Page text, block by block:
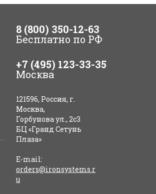
8 (800) 350-12-63
Бесплатно по РФ
+7 (495) 123-33-35
Москва
121596, Россия, г.
Москва,
Горбунова ул., 2с3
БЦ «Гранд Сетунь
Плаза»
E-mail:
orders@ironsystems.r
u